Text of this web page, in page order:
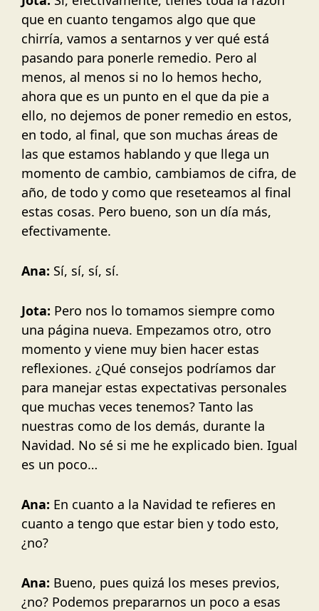
que en cuanto tengamos algo que que
chirría, vamos a sentarnos y ver qué está
pasando para ponerle remedio. Pero al
menos, al menos si no lo hemos hecho,
ahora que es un punto en el que da pie a
ello, no dejemos de poner remedio en estos,
en todo, al final, que son muchas áreas de
las que estamos hablando y que llega un
momento de cambio, cambiamos de cifra, de
año, de todo y como que reseteamos al final
estas cosas. Pero bueno, son un día más,
efectivamente.
Ana: Sí, sí, sí, sí.
Jota: Pero nos lo tomamos siempre como
una página nueva. Empezamos otro, otro
momento y viene muy bien hacer estas
reflexiones. ¿Qué consejos podríamos dar
para manejar estas expectativas personales
que muchas veces tenemos? Tanto las
nuestras como de los demás, durante la
Navidad. No sé si me he explicado bien. Igual
es un poco…
Ana: En cuanto a la Navidad te refieres en
cuanto a tengo que estar bien y todo esto,
¿no?
Ana: Bueno, pues quizá los meses previos,
¿no? Podemos prepararnos un poco a esas